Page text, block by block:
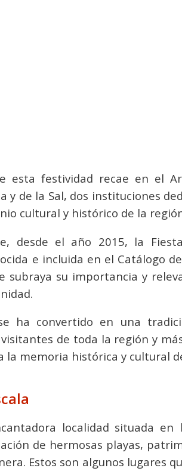
esta festividad recae en el
y de la Sal, dos instituciones
cultural y histórico de la
desde el año 2015, la
e incluida en el Catálogo
subraya su importancia y
ha convertido en una
de toda la región y
la memoria histórica y cultural
localidad situada en
de hermosas playas,
Estos son algunos lugares